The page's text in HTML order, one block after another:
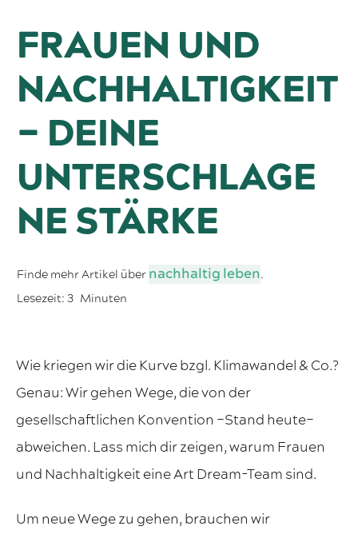
FRAUEN UND
NACHHALTIGKEIT
– DEINE
UNTERSCHLAGE
NE STÄRKE
Finde mehr Artikel über nachhaltig leben.
Lesezeit: 3 Minuten
Wie kriegen wir die Kurve bzgl. Klimawandel & Co.?
Genau: Wir gehen Wege, die von der
gesellschaftlichen Konvention –Stand heute–
abweichen. Lass mich dir zeigen, warum Frauen
und Nachhaltigkeit eine Art Dream-Team sind.
Um neue Wege zu gehen, brauchen wir